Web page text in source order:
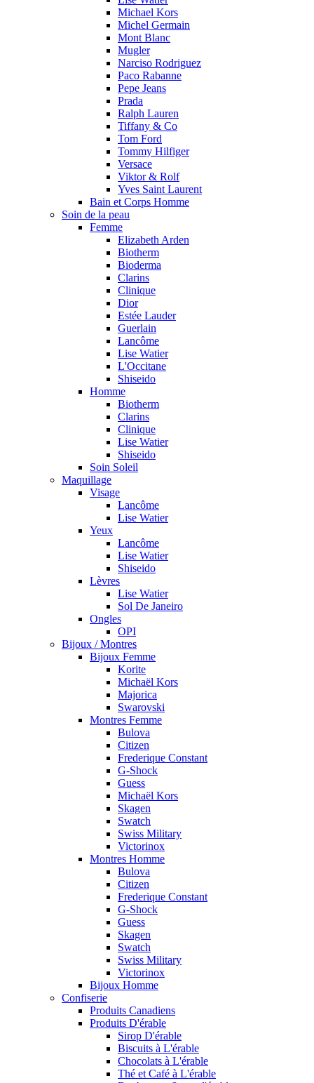
Michael Kors
Michel Germain
Mont Blanc
Mugler
Narciso Rodriguez
Paco Rabanne
Pepe Jeans
Prada
Ralph Lauren
Tiffany & Co
Tom Ford
Tommy Hilfiger
Versace
Viktor & Rolf
Yves Saint Laurent
Bain et Corps Homme
Soin de la peau
Femme
Elizabeth Arden
Biotherm
Bioderma
Clarins
Clinique
Dior
Estée Lauder
Guerlain
Lancôme
Lise Watier
L'Occitane
Shiseido
Homme
Biotherm
Clarins
Clinique
Lise Watier
Shiseido
Soin Soleil
Maquillage
Visage
Lancôme
Lise Watier
Yeux
Lancôme
Lise Watier
Shiseido
Lèvres
Lise Watier
Sol De Janeiro
Ongles
OPI
Bijoux / Montres
Bijoux Femme
Korite
Michaël Kors
Majorica
Swarovski
Montres Femme
Bulova
Citizen
Frederique Constant
G-Shock
Guess
Michaël Kors
Skagen
Swatch
Swiss Military
Victorinox
Montres Homme
Bulova
Citizen
Frederique Constant
G-Shock
Guess
Skagen
Swatch
Swiss Military
Victorinox
Bijoux Homme
Confiserie
Produits Canadiens
Produits D'érable
Sirop D'érable
Biscuits à L'érable
Chocolats à L'érable
Thé et Café à L'érable